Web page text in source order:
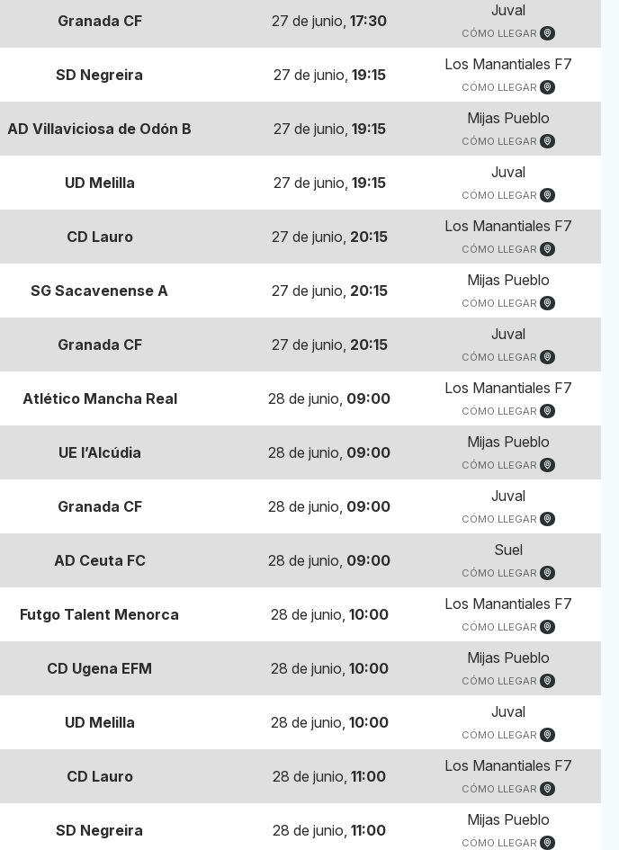
Granada CF 27 de junio, 17:30
Juval
CÓMO LLEGAR
SD Negreira 27 de junio, 19:15
Los Manantiales F7
CÓMO LLEGAR
AD Villaviciosa de Odón B 27 de junio, 19:15
Mijas Pueblo
CÓMO LLEGAR
UD Melilla 27 de junio, 19:15
Juval
CÓMO LLEGAR
CD Lauro 27 de junio, 20:15
Los Manantiales F7
CÓMO LLEGAR
SG Sacavenense A 27 de junio, 20:15
Mijas Pueblo
CÓMO LLEGAR
Granada CF 27 de junio, 20:15
Juval
CÓMO LLEGAR
Atlético Mancha Real 28 de junio, 09:00
Los Manantiales F7
CÓMO LLEGAR
UE l’Alcúdia 28 de junio, 09:00
Mijas Pueblo
CÓMO LLEGAR
Granada CF 28 de junio, 09:00
Juval
CÓMO LLEGAR
AD Ceuta FC 28 de junio, 09:00
Suel
CÓMO LLEGAR
Futgo Talent Menorca 28 de junio, 10:00
Los Manantiales F7
CÓMO LLEGAR
CD Ugena EFM 28 de junio, 10:00
Mijas Pueblo
CÓMO LLEGAR
UD Melilla 28 de junio, 10:00
Juval
CÓMO LLEGAR
CD Lauro 28 de junio, 11:00
Los Manantiales F7
CÓMO LLEGAR
SD Negreira 28 de junio, 11:00
Mijas Pueblo
CÓMO LLEGAR